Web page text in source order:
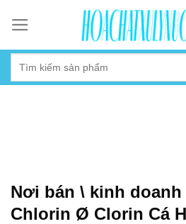
content
Nơi bán \ kinh doanh
Chlorin Ø Clorin Cá